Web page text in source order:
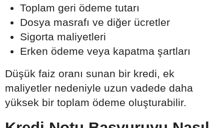
Toplam geri ödeme tutarı
Dosya masrafı ve diğer ücretler
Sigorta maliyetleri
Erken ödeme veya kapatma şartları
Düşük faiz oranı sunan bir kredi, ek
maliyetler nedeniyle uzun vadede daha
yüksek bir toplam ödeme oluşturabilir.